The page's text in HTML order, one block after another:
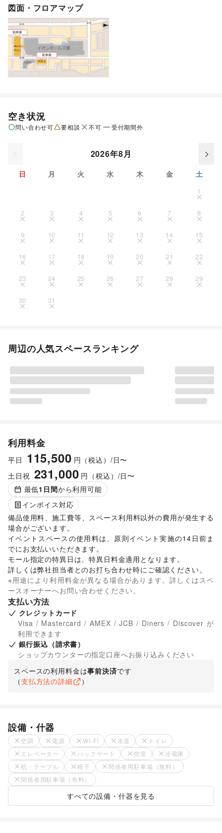
図面・フロアマップ
空き状況
問い合わせ可 要相談 不可 受付期間外
2026年8月
日 月 火 水 木 金 土
1
2 3 4 5 6 7 8
9 10 11 12 13 14 15
16 17 18 19 20 21 22
23 24 25 26 27 28 29
30 31
周辺の人気スペースランキング
利用料金
平日 115,500 円（税込）/日〜
土日祝 231,000 円（税込）/日〜
最低1 日間から利用可能
インボイス対応
備品使用料、施工費等、スペース利用料以外の費用が発生する
場合がございます。
イベントスペースの使用料は、原則イベント実施の14日前ま
でにお支払いいただきます。
モール指定の特異日は、特異日料金適用となります。
詳しくは弊社担当者とのお打ち合わせ時にご確認ください。
※用途により利用料金が異なる場合があります。詳しくはスペ
ースオーナーへお問い合わせください。
支払い方法
クレジットカード
Visa / Mastercard / AMEX / JCB / Diners / Discover が
利用できます
銀行振込（請求書）
ショップカウンターの指定口座へお振り込みください
スペースの利用料金は事前決済です
（支払方法の詳細 ）
設備・什器
空調 電源 Wi-Fi 水道
トイレ
エレベーター
バックヤード 控室
冷蔵庫
机・テーブル
椅子
関係者用駐車場（無料）
関係者用駐車場（有料）
すべての設備・什器を見る